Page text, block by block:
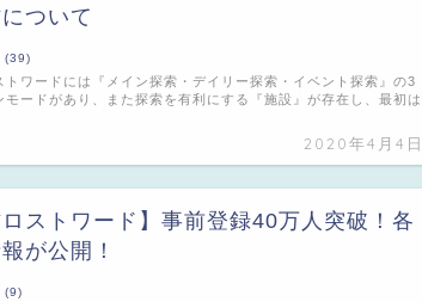
ついて
2020年4月4日
(39)
ワードには『メイン探索・デイリー探索・イベント探索』の3
モードがあり、また探索を有利にする『施設』が存在し、最初は
ロストワード】事前登録40万人突破！各
が公開！
(9)